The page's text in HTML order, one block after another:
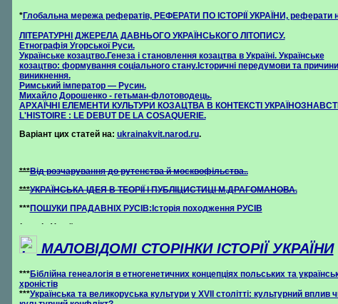
*Глобальна мережа рефератів, РЕФЕРАТИ ПО ІСТОРІЇ УКРАЇНИ, реферати
ЛІТЕРАТУРНІ ДЖЕРЕЛА ДАВНЬОГО УКРАЇНСЬКОГО ЛІТОПИСУ.
Етнографія Угорської Руси.
Українське козацтво.Генеза і становлення козацтва в Україні. Українське
козацтво: формування соціального стану.Історичні передумови та причини
виникнення.
Римський імператор — Русин.
Михайло Дорошенко - гетьман-флотоводець.
АРХАЇЧНІ ЕЛЕМЕНТИ КУЛЬТУРИ КОЗАЦТВА В КОНТЕКСТІ
L'HISTOIRE : LE DEBUT DE LA COSAQUERIE.
Варіант цих статей на: ukrainakvit.narod.ru.
***Від розчарування до рутенства й москвофільства..
***УКРАЇНСЬКА ІДЕЯ В ТЕОРІЇ І ПУБЛІЦИСТИЦІ М.ДРАГОМАНОВА.
***ПОШУКИ ПРАДАВНІХ РУСІВ:Історія походження РУСІВ
МАЛОВІДОМІ СТОРІНКИ ІСТОРІЇ УКРАЇНИ
***Біблійна генеалогія в етногенетичних концепціях польських та
хроністів
***Українська та великоруська культури у XVII столітті: культурний вплив